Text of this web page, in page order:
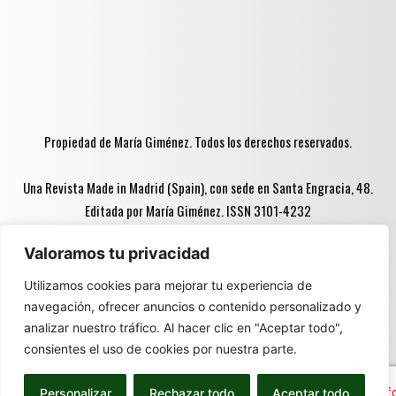
Valoramos tu privacidad
Utilizamos cookies para mejorar tu experiencia de
navegación, ofrecer anuncios o contenido personalizado y
analizar nuestro tráfico. Al hacer clic en "Aceptar todo",
consientes el uso de cookies por nuestra parte.
Personalizar Rechazar todo Aceptar todo
Propiedad de María Giménez. Todos los derechos reservados.
Una Revista Made in Madrid (Spain), con sede en Santa Engracia, 48.
Editada por María Giménez. ISSN 3101-4232
Advertencia ♦♦:
Parte del contenido de este espacio está destinado
exclusivamente a personas mayores de 18 años ♦♦.
Promovemos el disfrute responsable de las bebidas
alcohólicas. Prohibida su lectura o distribución a menores de